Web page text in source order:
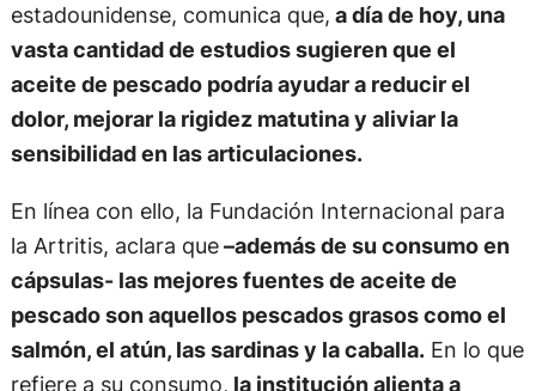
estadounidense, comunica que, a día de hoy, una
vasta cantidad de estudios sugieren que el
aceite de pescado podría ayudar a reducir el
dolor, mejorar la rigidez matutina y aliviar la
sensibilidad en las articulaciones.
En línea con ello, la Fundación Internacional para
la Artritis, aclara que–además de su consumo en
cápsulas- las mejores fuentes de aceite de
pescado son aquellos pescados grasos como el
salmón, el atún, las sardinas y la caballa.En lo que
refiere a su consumo, la institución alienta a